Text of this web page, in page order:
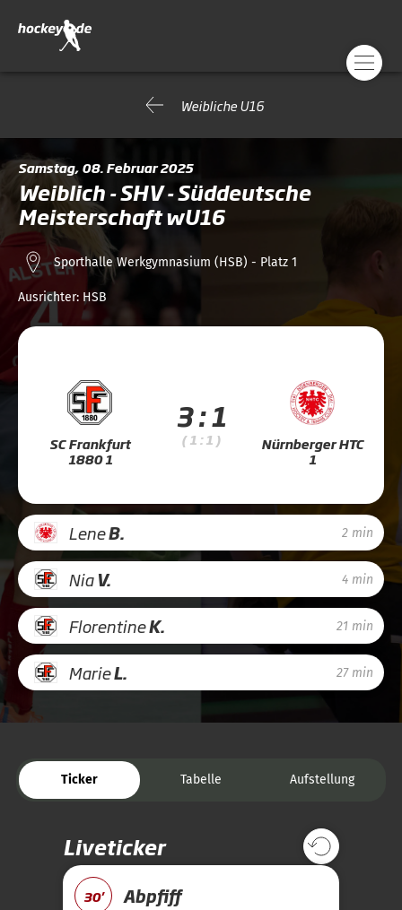
Weibliche U16
Samstag, 08. Februar 2025
Weiblich - SHV - Süddeutsche
Meisterschaft wU16
Sporthalle Werkgymnasium (HSB) - Platz 1
Ausrichter: HSB
SC Frankfurt
1880 1
3 : 1
( 1 : 1 )
Nürnberger HTC
1
LeneB. 2 min
NiaV. 4 min
FlorentineK. 21 min
MarieL. 27 min
Ticker Tabelle Aufstellung
Liveticker
30' Abpfiff